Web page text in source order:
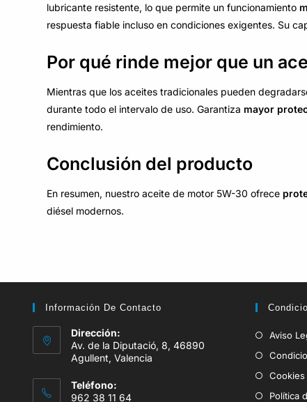
lubricante resistente, lo que permite un funcionamiento
respuesta fiable incluso en condiciones exigentes. Su
Por qué rinde mejor que un
Mientras que los aceites tradicionales pueden
durante todo el intervalo de uso. Garantiza mayor
rendimiento.
Conclusión del producto
En resumen, nuestro aceite de motor 5W-30 ofrece
diésel modernos.
Información De Contacto
Dirección:
Av. de la Diputació, 8, 46890
Agullent, Valencia
Teléfono:
962 38 11 64
Aviso
Cookies
Política